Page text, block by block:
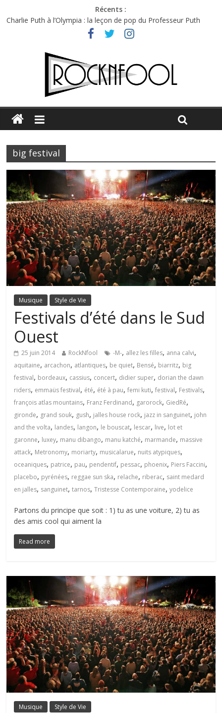
Récents :
Charlie Puth à l’Olympia : la leçon de pop du Professeur Puth
Festival Triptyque : un nouveau festival de musique indépendant
Hellfest 2026 vendredi : température et émotions en hausse
Hellfest 2026 jeudi : impossible de choisir entre chaleur et bonne
Première édition du Midgard Festival : entre bière, métal et
big festival
Musique Style de Vie
Festivals d’été dans le Sud
Ouest
25 juin 2014 RockNfool -M-, allez les filles, anna calvi,
aquitaine, arcachon, atlantiques, be quiet, Bensé, biarritz, big
festival, bordeaux, cassius, concert, didier super, dorian the dawn
riders, emmaüs festival, été, été à pau,femi kuti,festival, Festivals,
françois atlas mountains, Franz Ferdinand, garorock, GiedRé,
gironde, grand souk, gush, jalles house rock, jazz in sanguinet, john
and the volta, landes, langon, le bouscat, lescar, live, lot et
garonne, luxey, manu dibango, manu katché, marmande, massive
attack, Metronomy, moriarty, musicalarue, nuits atypiques,
oceaniques, patrice, pau, pendentif, pessac, phoenix, Piers Faccini,
placebo, pyrénées, reggae sun ska, relache, riberac, saint medard
en jalles, sanguinet,tarnos,Tristesse Contemporaine,yodelice
Partons du principe que soit : 1) tu as une voiture, 2) tu as
des amis cool qui aiment la
Read more
Musique Style de Vie